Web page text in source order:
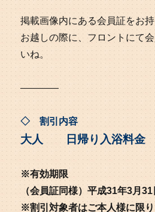
掲載画像内にある会員証をお
お越しの際に、フロントにて
いね。
————
◇ 割引内容
大人 日帰り入浴料金
※有効期限
（会員証同様）平成31年3月31
※割引対象者はご本人様に限